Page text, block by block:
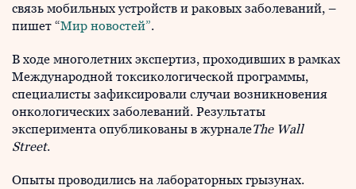
связь мобильных устройств и раковых заболеваний, –
пишет “Мир новостей”.
В ходе многолетних экспертиз, проходивших в рамках
Международной токсикологической программы,
специалисты зафиксировали случаи возникновения
онкологических заболеваний. Результаты
эксперимента опубликованы в журналеThe Wall
Street.
Опыты проводились на лабораторных грызунах.